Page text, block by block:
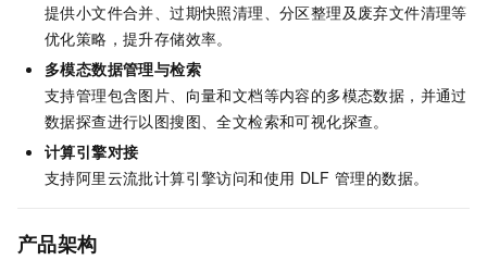
提供小文件合并、过期快照清理、分区整理及废弃文件清理等
优化策略，提升存储效率。
多模态数据管理与检索
支持管理包含图片、向量和文档等内容的多模态数据，并通过
数据探查进行以图搜图、全文检索和可视化探查。
计算引擎对接
支持阿里云流批计算引擎访问和使用 DLF 管理的数据。
产品架构